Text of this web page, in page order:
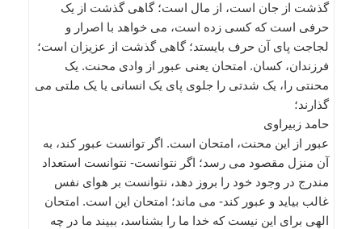
گذشت از جان است، از مال است؛ گاهی گذشت از یک
حرفی است که کسی زده است، می خواهد با اصرار و
لجاجت پای آن حرف بایستد؛ گاهی گذشت از عزیزان است؛
فرزندان، کسان. امتحان یعنی عبور از وادی محنت. یک
محنتی را، یک شدتی را جلوی پای یک انسانی یا یک ملتی می
گذارند؛
حامد زبیراوی
عبور از این محنت، امتحان است. اگر توانست عبور کند، به
آن منزل مقصود می رسد؛ اگر نتوانست- نتوانست استعداد
مندرج در وجود خود را بروز دهد، نتوانست بر هوای نفس
غالب بیاید و عبور کند- می ماند؛ امتحان این است. امتحان
الهی برای این نیست که خدا ما را بشناسد، ببیند ما در چه